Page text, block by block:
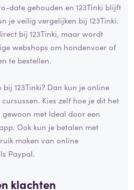
date gehouden en 123Tinki blijft
je veilig vergelijken bij 123Tinki.
bij 123Tinki, maar wordt
webshops om hondenvoer of
te bestellen.
123Tinki? Dan kun je online
Kies zelf hoe je dit het
met Ideal door een
Ook kun je betalen met
maken van online
Paypal.
klachten